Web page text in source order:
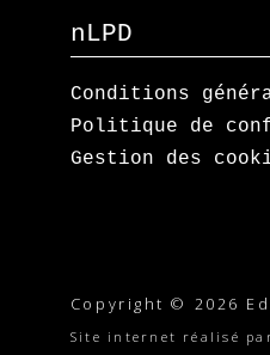
nLPD
Conditions
Politique de
Gestion des
Copyright © 2026
Site internet réalisé